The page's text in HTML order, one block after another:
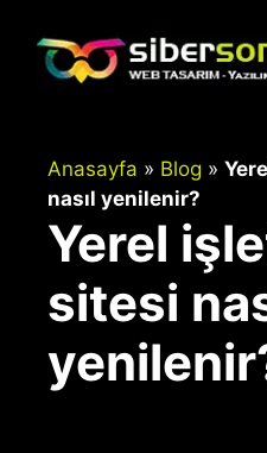
Anasayfa » Blog »
nasıl yenilenir?
Yerel
sitesi